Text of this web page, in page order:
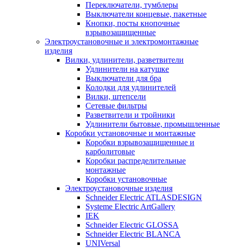
Переключатели, тумблеры
Выключатели концевые, пакетные
Кнопки, посты кнопочные
взрывозащищенные
Электроустановочные и электромонтажные
изделия
Вилки, удлинители, разветвители
Удлинители на катушке
Выключатели для бра
Колодки для удлинителей
Вилки, штепсели
Сетевые фильтры
Разветвители и тройники
Удлинители бытовые, промышленные
Коробки установочные и монтажные
Коробки взрывозащищенные и
карболитовые
Коробки распределительные
монтажные
Коробки установочные
Электроустановочные изделия
Schneider Electric ATLASDESIGN
Systeme Electric ArtGallery
IEK
Schneider Electric GLOSSA
Schneider Electric BLANCA
UNIVersal